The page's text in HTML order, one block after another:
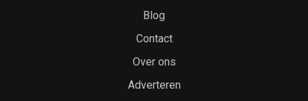
Blog
Contact
Over ons
Adverteren